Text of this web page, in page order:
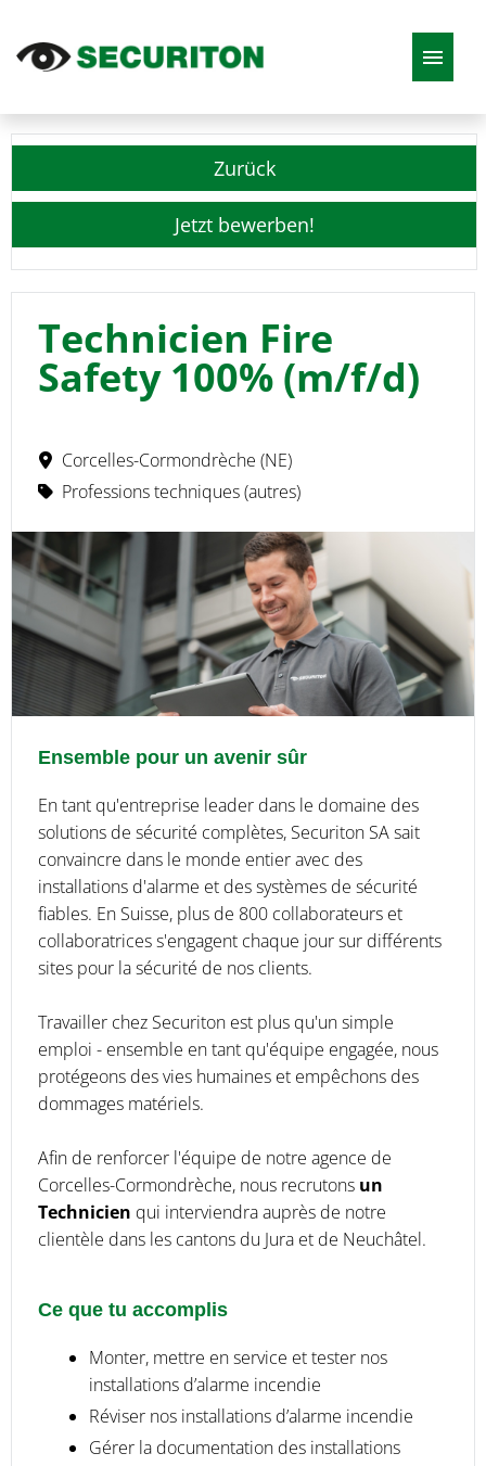
DE EN FR IT
Zurück
Jetzt bewerben!
Technicien Fire
Safety 100% (m/f/d)
Corcelles-Cormondrèche (NE)
Professions techniques (autres)
Ensemble pour un avenir sûr
En tant qu'entreprise leader dans le domaine des
solutions de sécurité complètes, Securiton SA sait
convaincre dans le monde entier avec des
installations d'alarme et des systèmes de sécurité
fiables. En Suisse, plus de 800 collaborateurs et
collaboratrices s'engagent chaque jour sur différents
sites pour la sécurité de nos clients.
Travailler chez Securiton est plus qu'un simple
emploi - ensemble en tant qu'équipe engagée, nous
protégeons des vies humaines et empêchons des
dommages matériels.
Afin de renforcer l'équipe de notre agence de
Corcelles-Cormondrèche, nous recrutons un
Technicien qui interviendra auprès de notre
clientèle dans les cantons du Jura et de Neuchâtel.
Ce que tu accomplis
Monter, mettre en service et tester nos
installations d’alarme incendie
Réviser nos installations d’alarme incendie
Gérer la documentation des installations